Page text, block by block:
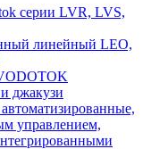
серии LVR, LVS,
линейный LEO,
джакузи
управлением,